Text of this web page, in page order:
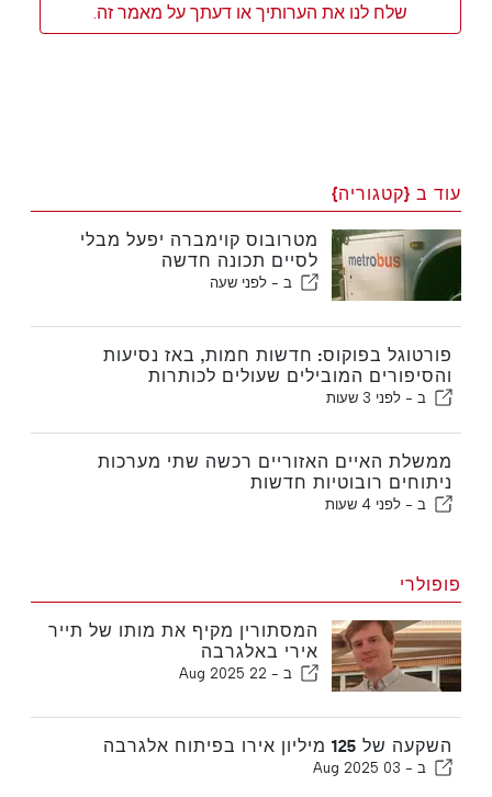
שלח לנו את הערותיך או דעתך על מאמר זה.
עוד ב {קטגוריה}
מטרובוס קוימברה יפעל מבלי
לסיים תכונה חדשה
ב - לפני שעה
פורטוגל בפוקוס: חדשות חמות, באז נסיעות
והסיפורים המובילים שעולים לכותרות
ב - לפני 3 שעות
ממשלת האיים האזוריים רכשה שתי מערכות
ניתוחים רובוטיות חדשות
ב - לפני 4 שעות
פופולרי
המסתורין מקיף את מותו של תייר
אירי באלגרבה
ב - 22 Aug 2025
השקעה של 125 מיליון אירו בפיתוח אלגרבה
ב - 03 Aug 2025